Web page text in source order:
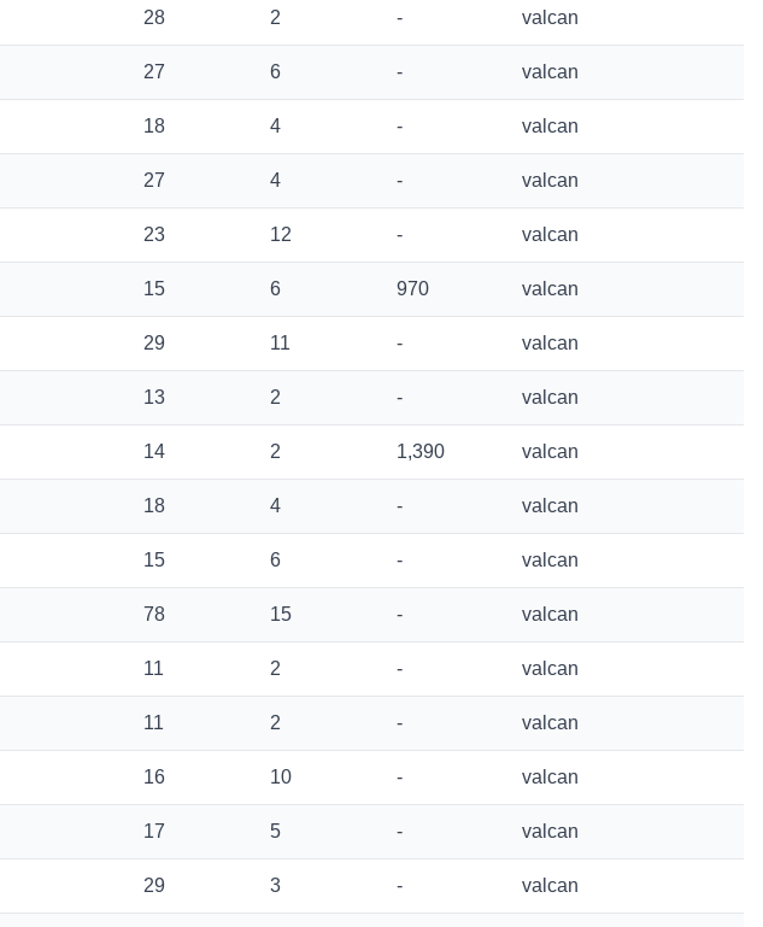
28 2 - valcan
27 6 - valcan
18 4 - valcan
27 4 - valcan
23 12 - valcan
15 6 970 valcan
29 11 - valcan
13 2 - valcan
14 2 1,390 valcan
18 4 - valcan
15 6 - valcan
78 15 - valcan
11 2 - valcan
11 2 - valcan
16 10 - valcan
17 5 - valcan
29 3 - valcan